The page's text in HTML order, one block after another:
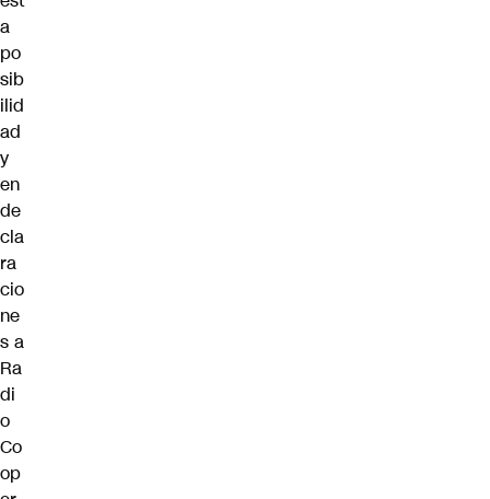
a
po
sib
ilid
ad
y
en
de
cla
ra
cio
ne
s a
Ra
di
o
Co
op